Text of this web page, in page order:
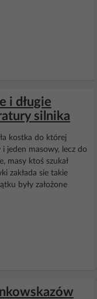
i długie
silnika
kostka do której
jeden masowy, lecz do
masy ktoś szukał
zakłada sie takie
były założone